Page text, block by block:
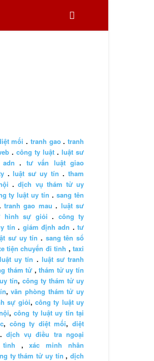
mối . tranh gao. tranh
. công ty luật.luật sư
. tư vấn luật giao
.luật sư uy tín .tham
.dịch vụ thám tử uy
ty luật uy tín .sang tên
tranh gao mau . luật sư
hình sự giỏi . công ty
tín . giám định adn .tư
sư uy tín . sang tên sổ
tiện chuyến đi tỉnh ,taxi
uy tín . luật sư tranh
thám tử ,thám tử uy tín
tín, công ty thám tử uy
,văn phòng thám tử uy
sự giỏi, công ty luật uy
,công ty luật uy tín tại
, công ty diệt mối,diệt
. dịch vụ điều tra ngoại
,xác minh nhân
ty thám tử uy tín ,dịch